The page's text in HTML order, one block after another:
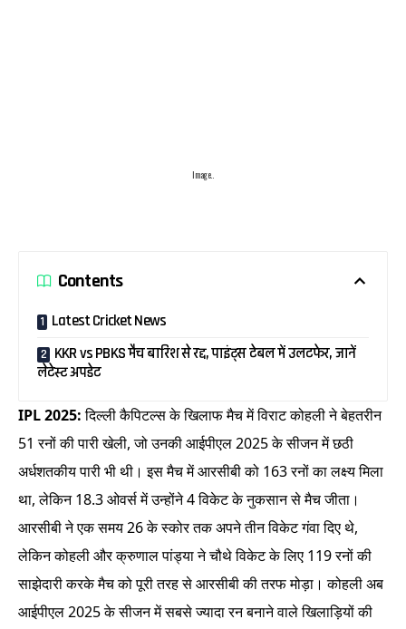
Image..
Contents
Latest Cricket News
KKR vs PBKS मैच बारिश से रद्द, पाइंट्स टेबल में उलटफेर, जानें
लेटेस्ट अपडेट
IPL 2025:दिल्ली कैपिटल्स के खिलाफ मैच में विराट कोहली ने बेहतरीन
51 रनों की पारी खेली, जो उनकी आईपीएल 2025 के सीजन में छठी
अर्धशतकीय पारी भी थी। इस मैच में आरसीबी को 163 रनों का लक्ष्य मिला
था, लेकिन 18.3 ओवर्स में उन्होंने 4 विकेट के नुकसान से मैच जीता।
आरसीबी ने एक समय 26 के स्कोर तक अपने तीन विकेट गंवा दिए थे,
लेकिन कोहली और क्रुणाल पांड्या ने चौथे विकेट के लिए 119 रनों की
साझेदारी करके मैच को पूरी तरह से आरसीबी की तरफ मोड़ा। कोहली अब
आईपीएल 2025 के सीजन में सबसे ज्यादा रन बनाने वाले खिलाड़ियों की